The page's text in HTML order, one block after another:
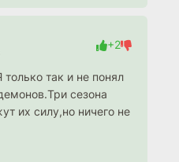
+2
так и не понял
сезона
их силу,но ничего не